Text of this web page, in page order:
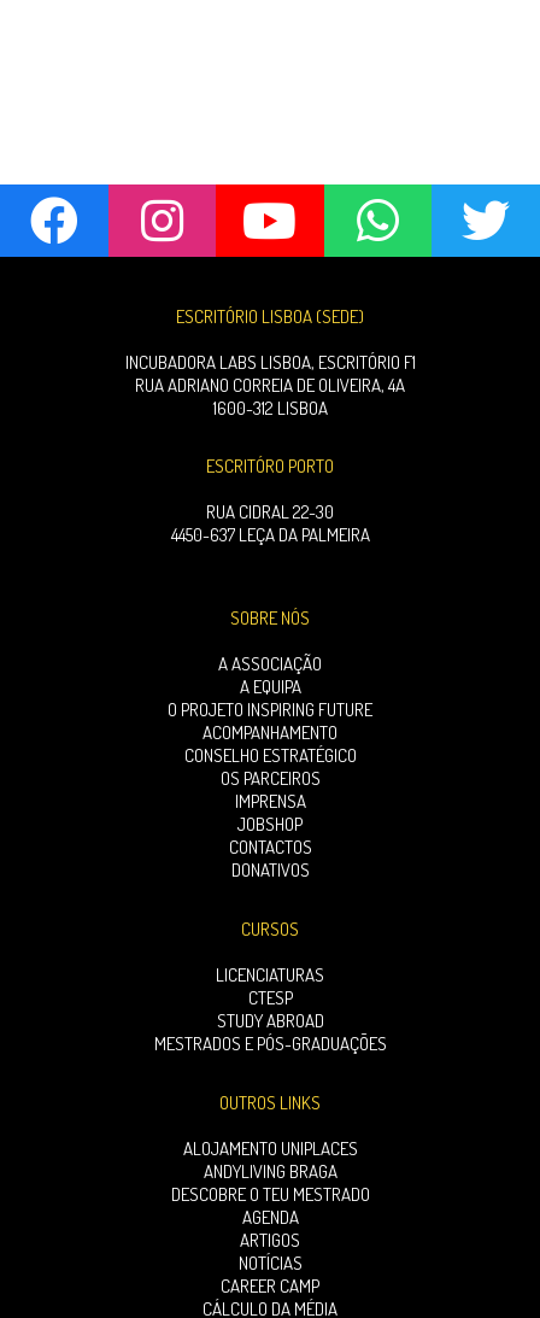
ESCRITÓRIO LISBOA (SEDE)
INCUBADORA LABS LISBOA, ESCRITÓRIO F1
RUA ADRIANO CORREIA DE OLIVEIRA, 4A
1600-312 LISBOA
ESCRITÓRO PORTO
RUA CIDRAL 22-30
4450-637 LEÇA DA PALMEIRA
SOBRE NÓS
A ASSOCIAÇÃO
A EQUIPA
O PROJETO INSPIRING FUTURE
ACOMPANHAMENTO
CONSELHO ESTRATÉGICO
OS PARCEIROS
IMPRENSA
JOBSHOP
CONTACTOS
DONATIVOS
CURSOS
LICENCIATURAS
CTESP
STUDY ABROAD
MESTRADOS E PÓS-GRADUAÇÕES
OUTROS LINKS
ALOJAMENTO UNIPLACES
ANDYLIVING BRAGA
DESCOBRE O TEU MESTRADO
AGENDA
ARTIGOS
NOTÍCIAS
CAREER CAMP
CÁLCULO DA MÉDIA